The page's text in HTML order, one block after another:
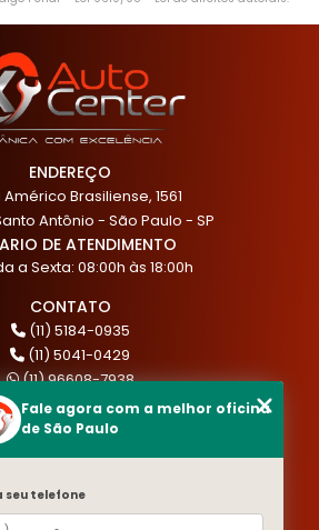
ENDEREÇO
Brasiliense, 1561
Antônio - São Paulo - SP
DE ATENDIMENTO
a Sexta: 08:00h às 18:00h
CONTATO
(11) 5184-0935
(11) 5041-0429
(11) 96608-7938
MENU
HOME
Fale agora com a melhor oficina
de São Paulo
seu telefone